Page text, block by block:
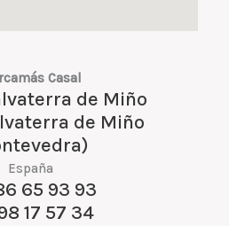
Casal
de Miño
de Miño
España
65 93 93
17 57 34